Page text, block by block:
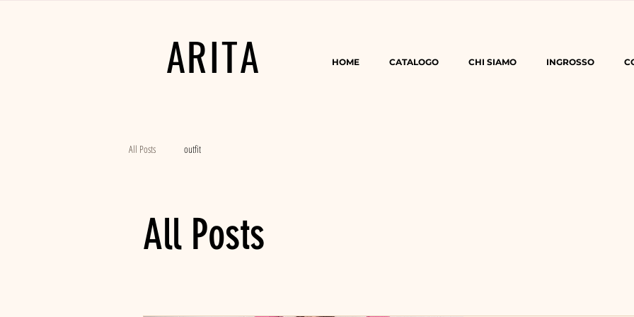
ARITA HOME CATALOGO CHI SIAMO INGROSSO
All Posts outfit
All Posts